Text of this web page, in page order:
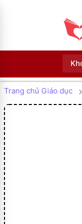
Trang chủ Giáo dục